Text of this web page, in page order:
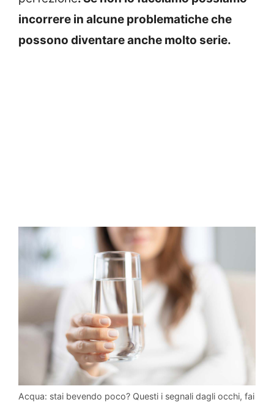
incorrere in alcune problematiche che
possono diventare anche molto serie.
Acqua: stai bevendo poco? Questi i segnali dagli occhi, fai